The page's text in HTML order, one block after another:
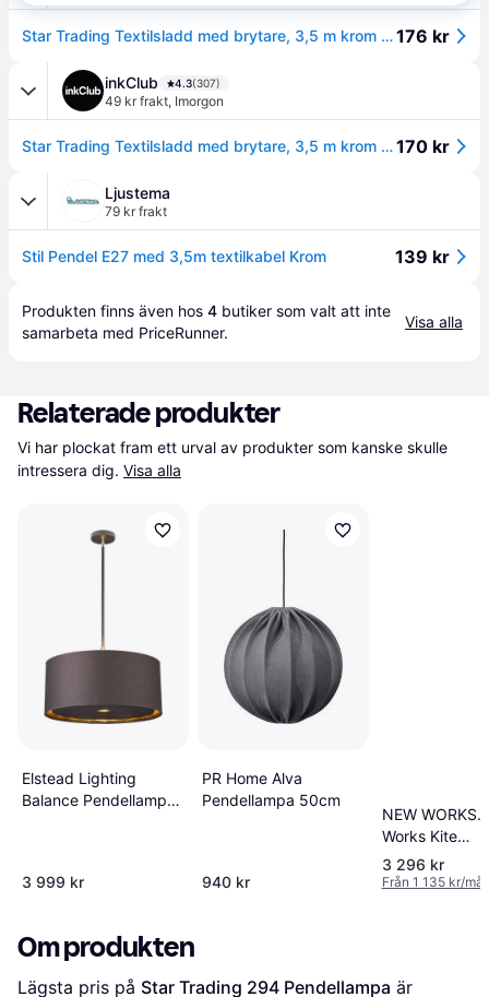
Star Trading Textilsladd med brytare, 3,5 m krom sockel E27 7391482007605176 kr
inkClub 4.3(307)
49 kr frakt, Imorgon
Star Trading Textilsladd med brytare, 3,5 m krom sockel E27 7391482007605170 kr
Ljustema
79 kr frakt
Stil Pendel E27 med 3,5m textilkabel Krom 139 kr
Produkten finns även hos 4 butiker som valt att inte
samarbeta med PriceRunner.
Visa alla
Relaterade produkter
Vi har plockat fram ett urval av produkter som kanske skulle
intressera dig. Visa alla
Elstead Lighting
Balance Pendellampa
3 999 kr
PR Home Alva
Pendellampa 50cm
940 kr
NEW WORKS.
Works Kite
Pendellampa
3 296 kr
Från 1 135 kr/
Om produkten
Lägsta pris på Star Trading 294 Pendellampa